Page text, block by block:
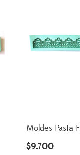
Moldes Pasta
$9.700